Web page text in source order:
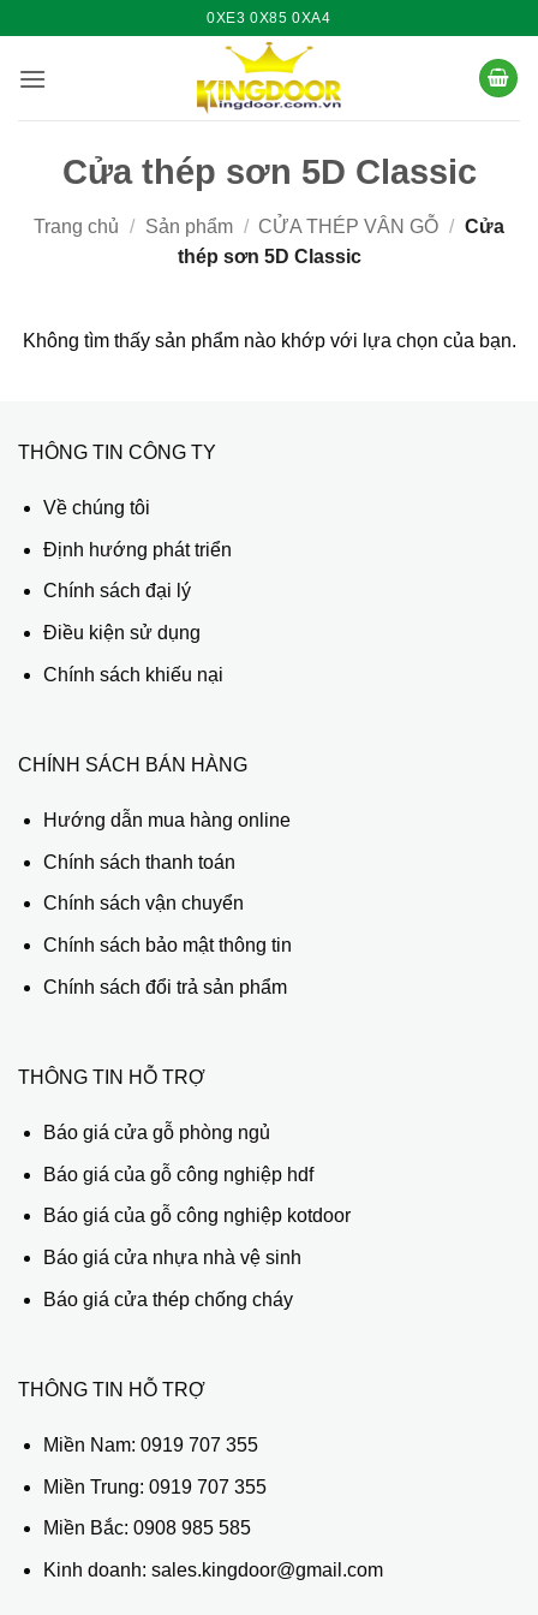
nội
0XE3 0X85 0XA4
Cửa thép sơn 5D Classic
Trang chủ / Sản phẩm / CỬA THÉP VÂN GỖ / Cửa
thép sơn 5D Classic
Không tìm thấy sản phẩm nào khớp với lựa chọn của bạn.
THÔNG TIN CÔNG TY
Về chúng tôi
Định hướng phát triển
Chính sách đại lý
Điều kiện sử dụng
Chính sách khiếu nại
CHÍNH SÁCH BÁN HÀNG
Hướng dẫn mua hàng online
Chính sách thanh toán
Chính sách vận chuyển
Chính sách bảo mật thông tin
Chính sách đổi trả sản phẩm
THÔNG TIN HỖ TRỢ
Báo giá cửa gỗ phòng ngủ
Báo giá của gỗ công nghiệp hdf
Báo giá của gỗ công nghiệp kotdoor
Báo giá cửa nhựa nhà vệ sinh
Báo giá cửa thép chống cháy
THÔNG TIN HỖ TRỢ
Miền Nam: 0919 707 355
Miền Trung: 0919 707 355
Miền Bắc: 0908 985 585
Kinh doanh: sales.kingdoor@gmail.com